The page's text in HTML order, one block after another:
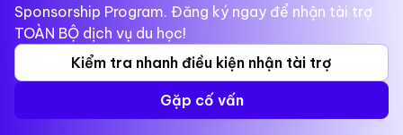
Sponsorship Program. Đăng ký ngay để nhận tài trợ
TOÀN BỘ dịch vụ du học!
Kiểm tra nhanh điều kiện nhận tài trợ
Gặp cố vấn